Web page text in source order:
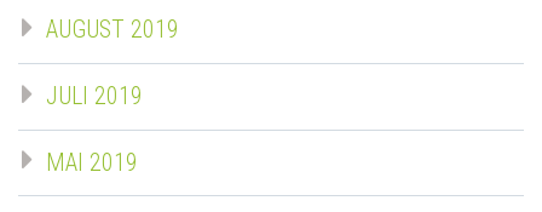
AUGUST 2019
JULI 2019
MAI 2019